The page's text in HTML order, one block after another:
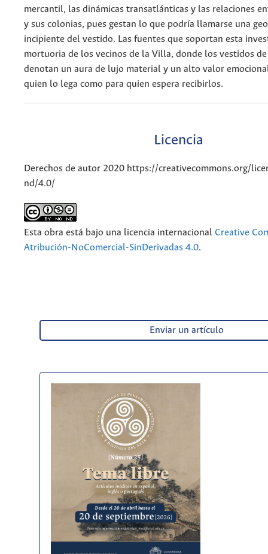
mercantil, las dinámicas transatlánticas y las relaciones
y sus colonias, pues gestan lo que podría llamarse una
incipiente del vestido. Las fuentes que soportan esta
mortuoria de los vecinos de la Villa, donde los vestidos
denotan un aura de lujo material y un alto valor
quien lo lega como para quien espera recibirlos.
Licencia
Derechos de autor 2020 https://creativecommons.org/
nd/4.0/
Esta obra está bajo una licencia internacional Creative
Atribución-NoComercial-SinDerivadas 4.0.
Enviar un artículo